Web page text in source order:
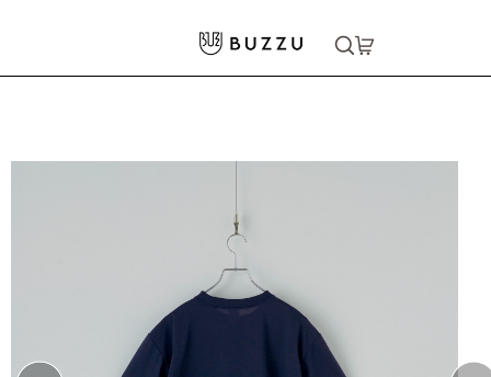
［BLANK APPAREL］6.5oz ドライヘビーウェイトTシャツ